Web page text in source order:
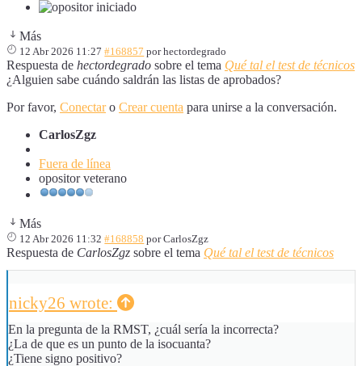
Más
12 Abr 2026 11:27 #168857 porhectordegrado
Respuesta de hectordegrado sobre el tema Qué tal el test de técnicos
¿Alguien sabe cuándo saldrán las listas de aprobados?
Por favor, Conectaro Crear cuenta para unirse a la conversación.
CarlosZgz
Fuera de línea
opositor veterano
Más
12 Abr 2026 11:32 #168858 porCarlosZgz
Respuesta de CarlosZgz sobre el tema Qué tal el test de técnicos
nicky26 wrote:
En la pregunta de la RMST, ¿cuál sería la incorrecta?
¿La de que es un punto de la isocuanta?
¿Tiene signo positivo?